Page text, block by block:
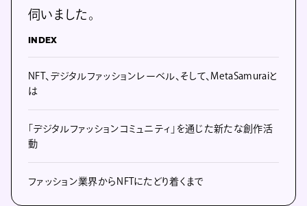
伺いました。
INDEX
NFT、デジタルファッションレーベル、そして、MetaSamuraiと
は
「デジタルファッションコミュニティ」を通じた新たな創作活
動
ファッション業界からNFTにたどり着くまで